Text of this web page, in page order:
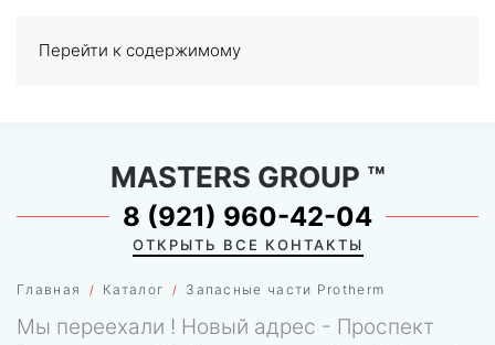
Перейти к содержимому
0
Главная Каталог Запасные части Protherm
MASTERS GROUP ™
8 (921) 960-42-04
ОТКРЫТЬ ВСЕ КОНТАКТЫ
Мы переехали ! Новый адрес - Проспект